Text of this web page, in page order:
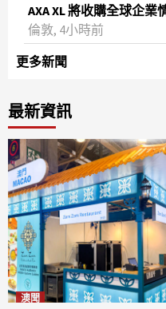
AXA XL 將收購全球企業
倫敦, 4小時前
更多新聞
最新資訊
澳聞